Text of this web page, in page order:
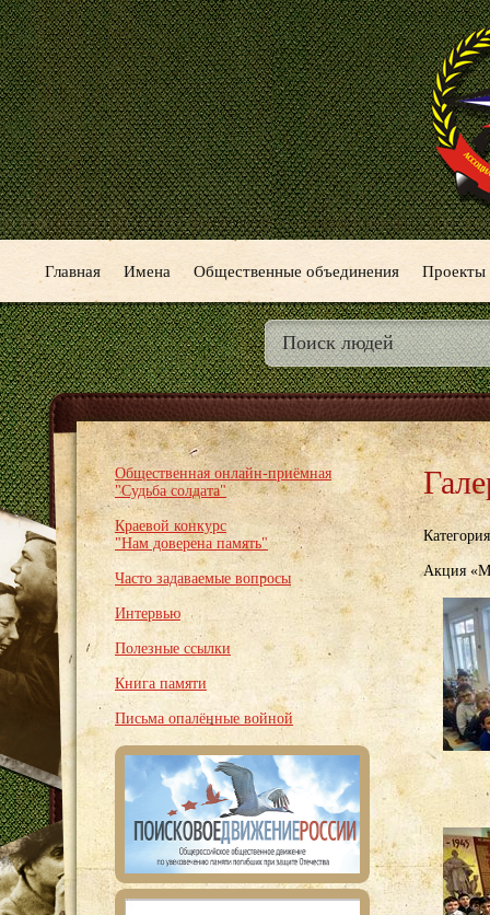
Главная Имена Общественные объединения Проекты
Общественная онлайн-приёмная
"Судьба солдата"
Краевой конкурс
"Нам доверена память"
Часто задаваемые вопросы
Интервью
Полезные ссылки
Книга памяти
Письма опалённые войной
Акция